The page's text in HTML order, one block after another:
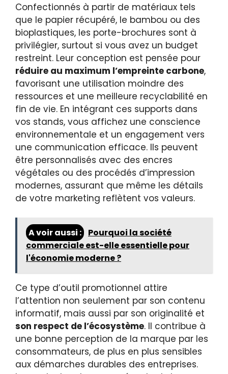
Confectionnés à partir de matériaux tels
que le papier récupéré, le bambou ou des
bioplastiques, les porte-brochures sont à
privilégier, surtout si vous avez un budget
restreint. Leur conception est pensée pour
réduire au maximum l’empreinte carbone,
favorisant une utilisation moindre des
ressources et une meilleure recyclabilité en
fin de vie. En intégrant ces supports dans
vos stands, vous affichez une conscience
environnementale et un engagement vers
une communication efficace. Ils peuvent
être personnalisés avec des encres
végétales ou des procédés d’impression
modernes, assurant que même les détails
de votre marketing reflètent vos valeurs.
A voir aussi :
Pourquoi la société
commerciale est-elle essentielle pour
l'économie moderne ?
Ce type d’outil promotionnel attire
l’attention non seulement par son contenu
informatif, mais aussi par son originalité et
son respect de l’écosystème. Il contribue à
une bonne perception de la marque par les
consommateurs, de plus en plus sensibles
aux démarches durables des entreprises.